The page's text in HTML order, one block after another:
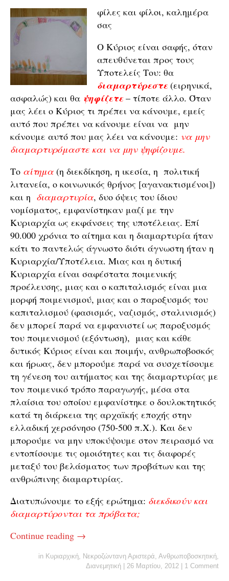
φίλες και φίλοι, καλημέρα
σας
Ο Κύριος είναι σαφής, όταν
απευθύνεται προς τους
Υποτελείς Του: θα
διαμαρτύρεστε(ειρηνικά,
ασφαλώς) και θα ψηφίζετε– τίποτε άλλο. Όταν
μας λέει ο Κύριος τι πρέπει να κάνουμε, εμείς
αυτό που πρέπει να κάνουμε είναι να μην
κάνουμε αυτό που μας λέει να κάνουμε: να μην
διαμαρτυρόμαστε και να μην ψηφίζουμε.
Το αίτημα (η διεκδίκηση, η ικεσία, η πολιτική
λιτανεία, ο κοινωνικός θρήνος [αγανακτισμένοι])
και η διαμαρτυρία, δυο όψεις του ίδιου
νομίσματος, εμφανίστηκαν μαζί με την
Κυριαρχία ως εκφάνσεις της υποτέλειας. Επί
90.000 χρόνια το αίτημα και η διαμαρτυρία ήταν
κάτι το παντελώς άγνωστο διότι άγνωστη ήταν η
Κυριαρχία/Υποτέλεια. Μιας και η δυτική
Κυριαρχία είναι σαφέστατα ποιμενικής
προέλευσης, μιας και ο καπιταλισμός είναι μια
μορφή ποιμενισμού, μιας και ο παροξυσμός του
καπιταλισμού (φασισμός, ναζισμός, σταλινισμός)
δεν μπορεί παρά να εμφανιστεί ως παροξυσμός
του ποιμενισμού (εξόντωση), μιας και κάθε
δυτικός Κύριος είναι και ποιμήν, ανθρωποβοσκός
και ήρωας, δεν μπορούμε παρά να συσχετίσουμε
τη γένεση του αιτήματος και της διαμαρτυρίας με
τον ποιμενικό τρόπο παραγωγής, μέσα στα
πλαίσια του οποίου εμφανίστηκε ο δουλοκτητικός
κατά τη διάρκεια της αρχαϊκής εποχής στην
ελλαδική χερσόνησο (750-500 π.Χ.). Και δεν
μπορούμε να μην υποκύψουμε στον πειρασμό να
εντοπίσουμε τις ομοιότητες και τις διαφορές
μεταξύ του βελάσματος των προβάτων και της
ανθρώπινης διαμαρτυρίας.
Διατυπώνουμε το εξής ερώτημα: διεκδικούν και
διαμαρτύρονται τα πρόβατα;
Continue reading →
in Κυριαρχική, Νεκροζώντανη Αριστερά, Ανθρωποβοσκητική,
Διανεμητική
26 Μαρτίου, 2012 1 Comment